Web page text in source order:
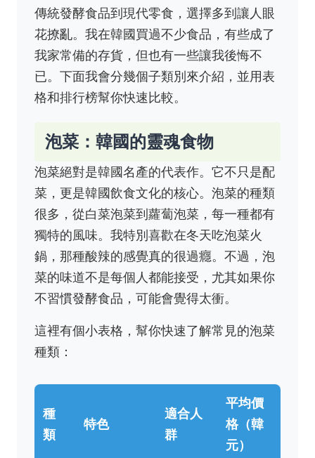
傳統發酵食品到現代零食，選擇多到讓人眼
花撩亂。我在韓國買過不少食品，有些成了
我家常備的存貨，但也有一些讓我後悔不
已。下面我會分幾個子類別來介紹，並用表
格和排行榜幫你快速比較。
泡菜：韓國的靈魂食物
泡菜絕對是韓國名產的代表作。它不只是配
菜，更是韓國飲食文化的核心。泡菜的種類
很多，從白菜泡菜到蘿蔔泡菜，每一種都有
獨特的風味。我特別喜歡在冬天吃泡菜火
鍋，那種酸辣的感覺真的很過癮。不過，泡
菜的味道不是每個人都能接受，尤其如果你
不習慣發酵食品，可能會覺得太衝。
這裡有個小表格，幫你快速了解常見的泡菜
種類：
種
類
特色
適合人
群
平均價
格（韓
元）